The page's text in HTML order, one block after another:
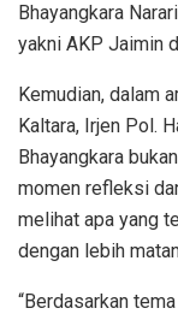
Bhayangkara
yakni AKP Jaimin
Kemudian, dalam
Kaltara, Irjen Pol.
Bhayangkara
momen refleksi
melihat apa yang
dengan lebih
“Berdasarkan